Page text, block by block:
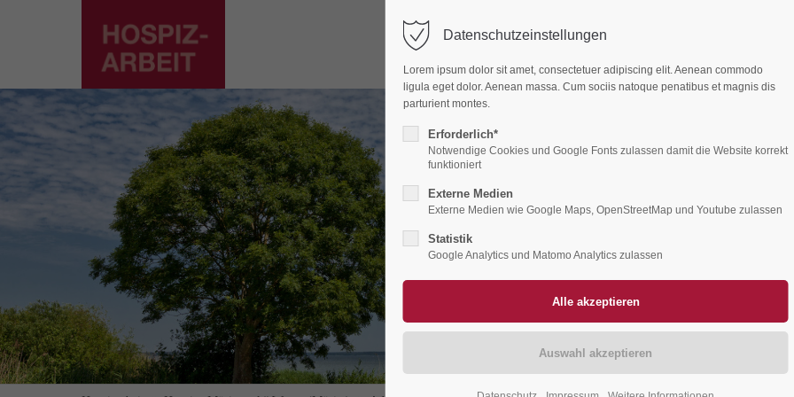
Login
Benutzername
Passwort
Anmelden
Register Lost your password?
Support
Lorem ipsum dolor sit amet:
24h
We offer support for our customers
Mon - Fri 8:00am - 5:00pm
Cybersteel Inc.
info@yourdomain.com
Home
Datenschutzeinstellungen
Lorem ipsum dolor sit amet, consectetuer adipiscing elit. Aenean commodo
ligula eget dolor. Aenean massa. Cum sociis natoque penatibus et magnis dis
parturient montes.
Erforderlich*
Notwendige Cookies und Google Fonts zulassen damit die Website korrekt
funktioniert
Externe Medien
Externe Medien wie Google Maps, OpenStreetMap und Youtube zulassen
Statistik
Google Analytics und Matomo Analytics zulassen